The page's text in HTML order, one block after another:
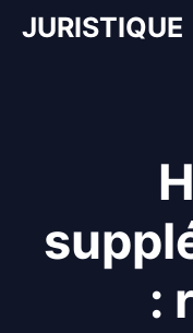
AllerJURISTIQUE
: